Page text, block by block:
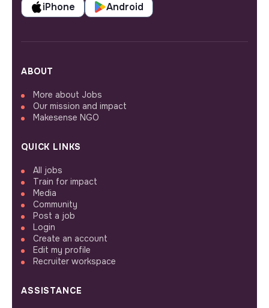
iPhone Android
ABOUT
More about Jobs
Our mission and impact
Makesense NGO
QUICK LINKS
All jobs
Train for impact
Media
Community
Post a job
Login
Create an account
Edit my profile
Recruiter workspace
ASSISTANCE